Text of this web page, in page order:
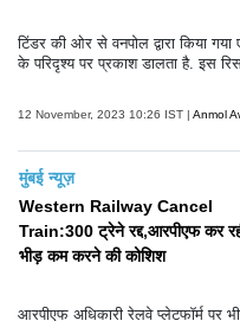
टिंडर की ओर से वनपोल द्वारा किया
के परिदृश्य पर प्रकाश डालता है. इस
12 November, 2023 10:26 IST | Anmol
मुंबई न्यूज़
Western Railway Cancel
Train:300 ट्रेने रद्द,आरपीएफ कर
भीड़ कम करने की कोशिश
आरपीएफ अधिकारी रेलवे प्लेटफॉर्म पर